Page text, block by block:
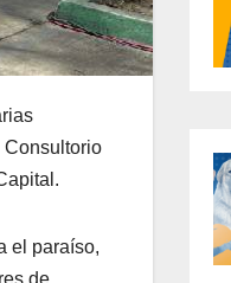
Consultorio
el paraíso,
de